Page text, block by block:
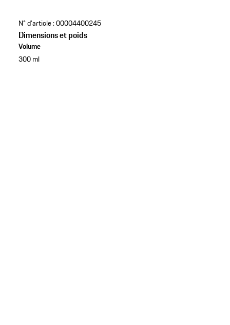
N° d'article :00004400245
Dimensions et poids
Volume
300 ml